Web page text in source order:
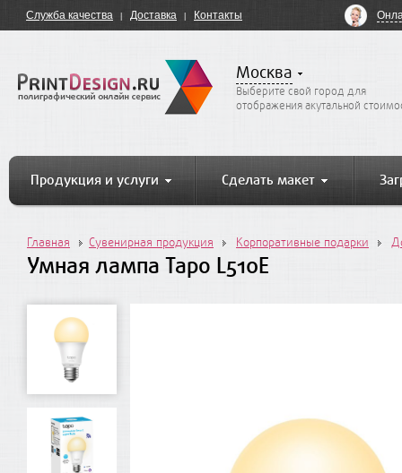
Служба качества Доставка Контакты
Москва
Выберите свой город для
отображения акутальной
Продукция и услуги Сделать макет
Главная Сувенирная продукция Корпоративные подарки
Умная лампа Tapo L510E